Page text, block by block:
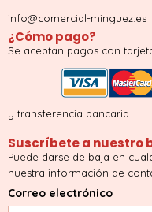
info@comercial-minguez.es
¿Cómo pago?
Se aceptan pagos con
y transferencia bancaria.
Suscríbete a nuestro
Puede darse de baja en
nuestra información de
Correo electrónico